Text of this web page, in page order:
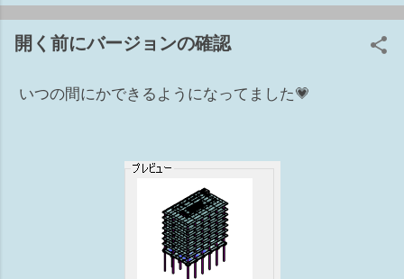
ク（線種変更） 補4 ビューの専門分野 補5 デザインオプシ
してもし、リビール側に要素があれば1か5が原因 ■要素があ
ル側も！）あれば3が原因かも ■トリミングのオンオフもして
ェックが外れている [表示/グラフィックスの上書き]の[モデル
の場合は、ビューテンプレート側でコントロールされていま
す。 2 ビュー範囲から外れている 殆んどのモデルはビュー
の②切断面～③下（④ビューの奥行き）の間にあれば表示され
る カテゴリにより一部例外もあります ビュー範囲の切断面よ
開く前にバージョンの確認
いつの間にかできるようになってました💗